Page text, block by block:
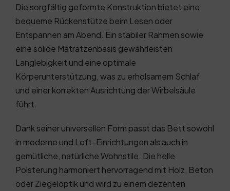
Die sorgfältig geformte Konstruktion bietet eine
bequeme Rückenstütze beim Lesen oder
Entspannen am Abend. Ein stabiler Rahmen sowie
eine solide Matratzenbasis gewährleisten
Langlebigkeit und eine optimale
Körperunterstützung, was zu erholsamem Schlaf
und einer korrekten Ausrichtung der Wirbelsäule
führt.
Dank seiner universellen Form passt das Bett sowohl
in moderne und Loft-Einrichtungen als auch in
gemütliche, natürliche Wohnstile. Die helle
Polsterung harmoniert hervorragend mit Holz, Beton
oder Ziegeloptik und wird zu einem dezenten